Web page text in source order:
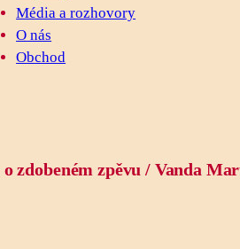
Média a rozhovory
O nás
Obchod
zdobeném zpěvu / Vanda